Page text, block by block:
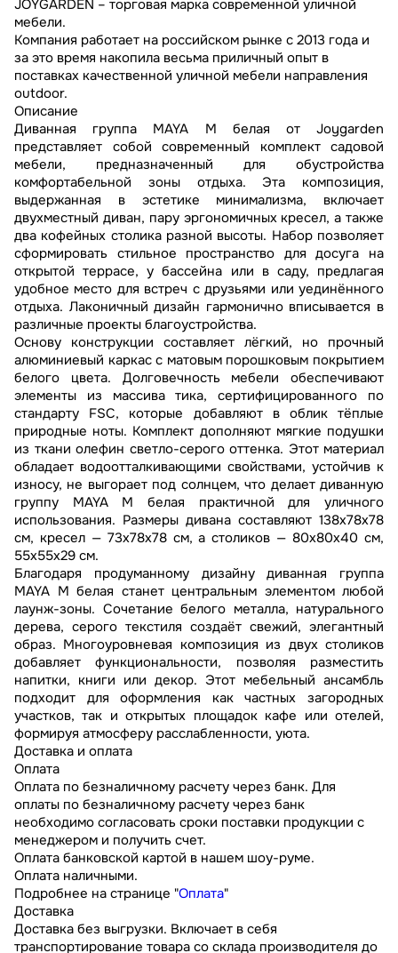
JOYGARDEN – торговая марка современной уличной
мебели.
Компания работает на российском рынке с 2013 года и
за это время накопила весьма приличный опыт в
поставках качественной уличной мебели направления
outdoor.
Описание
Диванная группа MAYA M белая от Joygarden
представляет собой современный комплект садовой
мебели, предназначенный для обустройства
комфортабельной зоны отдыха. Эта композиция,
выдержанная в эстетике минимализма, включает
двухместный диван, пару эргономичных кресел, а также
два кофейных столика разной высоты. Набор позволяет
сформировать стильное пространство для досуга на
открытой террасе, у бассейна или в саду, предлагая
удобное место для встреч с друзьями или уединённого
отдыха. Лаконичный дизайн гармонично вписывается в
различные проекты благоустройства.
Основу конструкции составляет лёгкий, но прочный
алюминиевый каркас с матовым порошковым покрытием
белого цвета. Долговечность мебели обеспечивают
элементы из массива тика, сертифицированного по
стандарту FSC, которые добавляют в облик тёплые
природные ноты. Комплект дополняют мягкие подушки
из ткани олефин светло-серого оттенка. Этот материал
обладает водоотталкивающими свойствами, устойчив к
износу, не выгорает под солнцем, что делает диванную
группу MAYA M белая практичной для уличного
использования. Размеры дивана составляют 138x78x78
см, кресел — 73x78x78 см, а столиков — 80x80x40 см,
55x55x29 см.
Благодаря продуманному дизайну диванная группа
MAYA M белая станет центральным элементом любой
лаунж-зоны. Сочетание белого металла, натурального
дерева, серого текстиля создаёт свежий, элегантный
образ. Многоуровневая композиция из двух столиков
добавляет функциональности, позволяя разместить
напитки, книги или декор. Этот мебельный ансамбль
подходит для оформления как частных загородных
участков, так и открытых площадок кафе или отелей,
формируя атмосферу расслабленности, уюта.
Доставка и оплата
Оплата
Оплата по безналичному расчету через банк. Для
оплаты по безналичному расчету через банк
необходимо согласовать сроки поставки продукции с
менеджером и получить счет.
Оплата банковской картой в нашем шоу-руме.
Оплата наличными.
Подробнее на странице "Оплата"
Доставка
Доставка без выгрузки. Включает в себя
транспортирование товара со склада производителя до